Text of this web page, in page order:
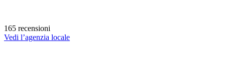
165 recensioni
Vedi l’agenzia locale